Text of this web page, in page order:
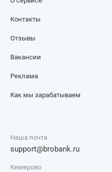
Контакты
Отзывы
Вакансии
Реклама
Как мы зарабатываем
Наша почта
support@brobank.ru
Кемерово